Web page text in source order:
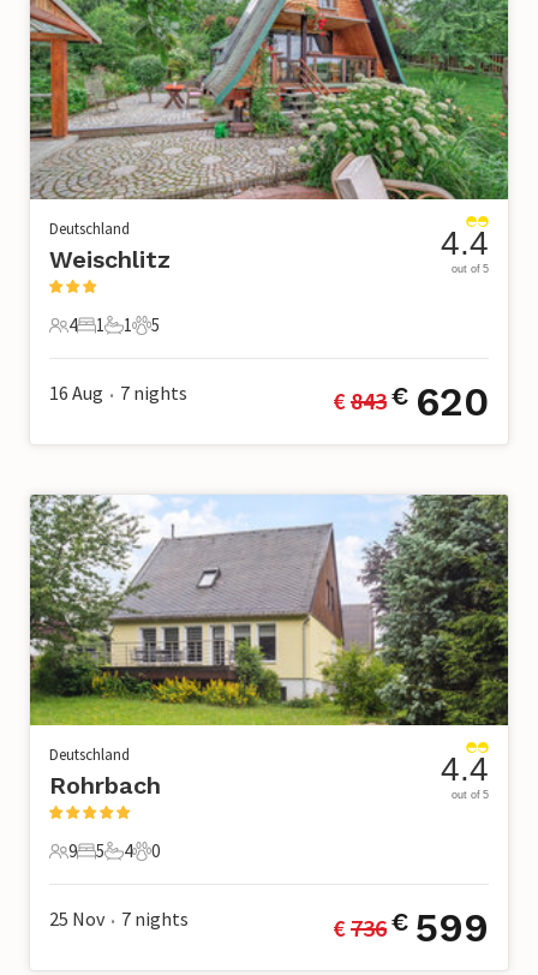
Deutschland
Weischlitz
4 Gäste
4
1 Schlafzimmer
1
1 Badezimmer
1
5 Haustiere
5
4.4
out of 5
16 Aug • 7 nights € 843€ 620
Deutschland
Rohrbach
9 Gäste
9
5 Schlafzimmer
5
4 Badezimmer
4
0 Haustiere
0
4.4
out of 5
25 Nov • 7 nights € 736€ 599